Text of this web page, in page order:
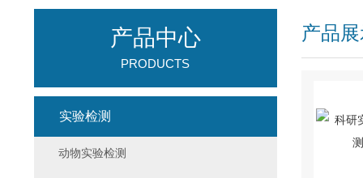
产品
产品中心
PRODUCTS
实验检测
动物实验检测